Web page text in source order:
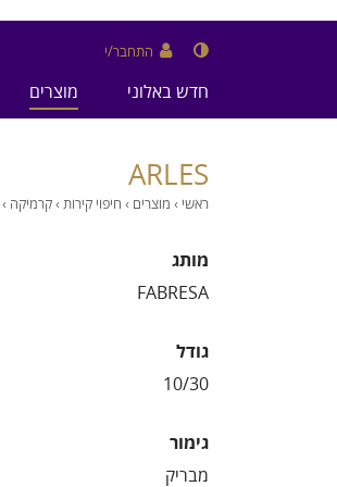
התחבר/י
חדש באלוני מוצרים
ARLES
ראשי › מוצרים › חיפוי קירות›קרמיקה ›
מותג
FABRESA
גודל
גימור